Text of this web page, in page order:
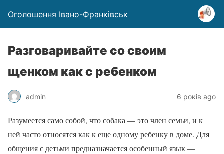
Оголошення Івано-Франківськ
Разговаривайте со своим
щенком как с ребенком
admin 6 років ago
Разумеется само собой, что собака — это член семьи, и к
ней часто относятся как к еще одному ребенку в доме. Для
общения с детьми предназначается особенный язык —